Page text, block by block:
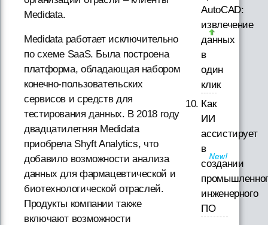
Medidata.
Medidata работает исключительно
по схеме SaaS. Была построена
платформа, обладающая набором
конечно-пользовательских
сервисов и средств для
тестирования данных. В 2018 году
двадцатилетняя Medidata
приобрела Shyft Analytics, что
добавило возможности анализа
данных для фармацевтической и
биотехнологической отраслей.
Продукты компании также
включают возможности
AutoCAD:
извлечение
данных
в
один
клик
Как
ИИ
ассистирует
в
создании
инженерного
ПО